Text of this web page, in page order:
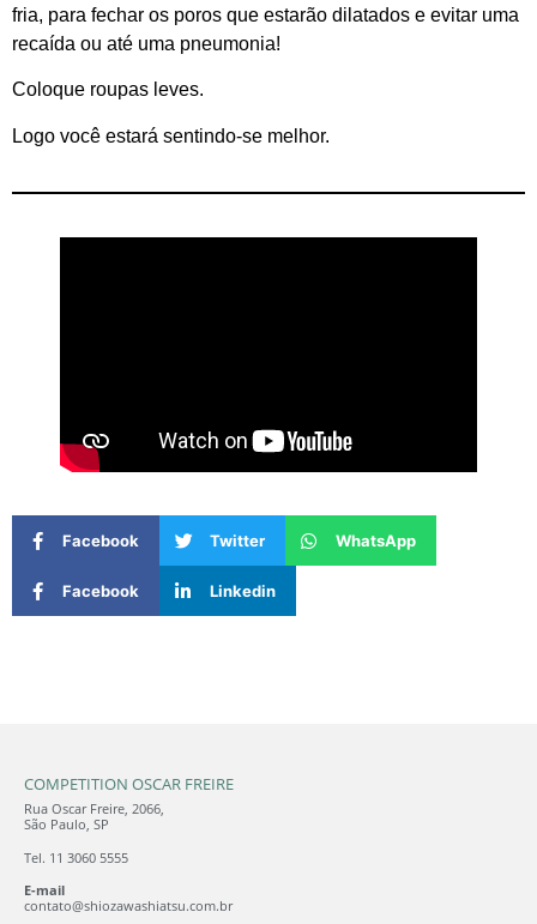
fria, para fechar os poros que estarão dilatados e evitar uma
recaída ou até uma pneumonia!
Coloque roupas leves.
Logo você estará sentindo-se melhor.
Facebook Twitter WhatsApp
Facebook Linkedin
COMPETITION OSCAR FREIRE
Rua Oscar Freire, 2066,
São Paulo, SP
Tel. 11 3060 5555
E-mail
contato@shiozawashiatsu.com.br